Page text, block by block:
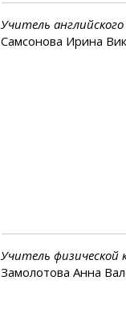
Учитель
Самсонова Ирина
Учитель физической
Замолотова Анна